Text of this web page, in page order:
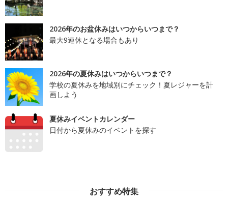
2026年のお盆休みはいつからいつまで？
最大9連休となる場合もあり
2026年の夏休みはいつからいつまで？
学校の夏休みを地域別にチェック！夏レジャーを計
画しよう
夏休みイベントカレンダー
日付から夏休みのイベントを探す
おすすめ特集